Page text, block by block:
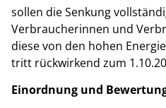
sollen die Senkung
Verbraucherinnen und
diese von den hohen
tritt rückwirkend zum
Einordnung und